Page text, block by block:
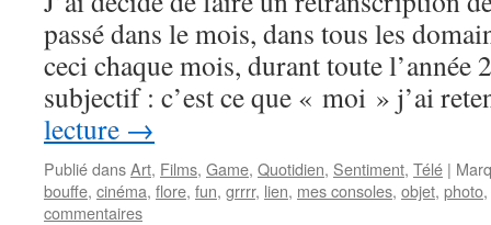
passé dans le mois, dans tous les
ceci chaque mois, durant toute l’année
subjectif : c’est ce que « moi » j’ai
lecture →
Publié dansArt, Films, Game, Quotidien, Sentiment, Télé |
bouffe, cinéma, flore, fun, grrrr, lien, mes consoles, objet, photo,
commentaires